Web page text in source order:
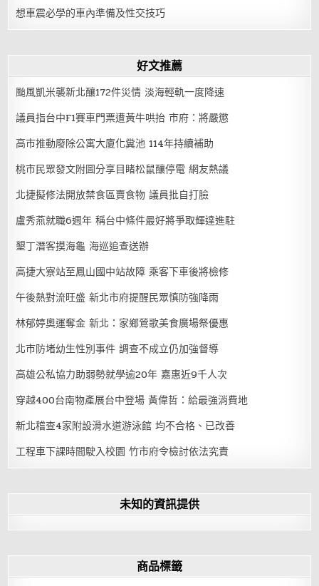
想車震必學的車內準備及性交技巧
好文推薦
颱風凱米襲新北釀172件災情 淡海輕軌一度降速
議員指台中F1賽車門票遭黃牛哄抬 市府：將嚴懲
高市推動廢除公寓大廈化糞池 114年持續補助
桃市民眾發文附圖分享目睹松鼠釀停電 網友熱議
北捷擬修法開放禁食區賣食物 議員批自打臉
盧秀燕就職6週年 稱台中條件最好將爭取輝達進駐
墾丁潛客摸海龜 海巡追查送辦
高捷大寮站至鳳山國中站故障 乘客下車後將檢修
午後熱對流旺盛 新北市府提醒民眾慎防強降雨
林郁婷奧運奪金 新北：家鄉鶯歌美食廣場祭優惠
北市防堵幼生性別事件 調查不成立仍加強督導
高雄公私協力助弱勢就學逾20年 嘉惠近9千人次
穿越400台南物產展台中登場 黃偉哲：給最強消費地
新北稽查4家附設滑水道游泳館 均不合格、已改善
工程車下課時間駛入校園 竹市府令檢討依法究責
未知的資訊提供
商品標籤